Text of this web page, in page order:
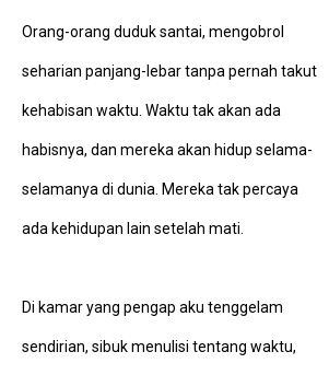
Orang-orang duduk santai, mengobrol
seharian panjang-lebar tanpa pernah takut
kehabisan waktu. Waktu tak akan ada
habisnya, dan mereka akan hidup selama-
selamanya di dunia. Mereka tak percaya
ada kehidupan lain setelah mati.
Di kamar yang pengap aku tenggelam
sendirian, sibuk menulisi tentang waktu,